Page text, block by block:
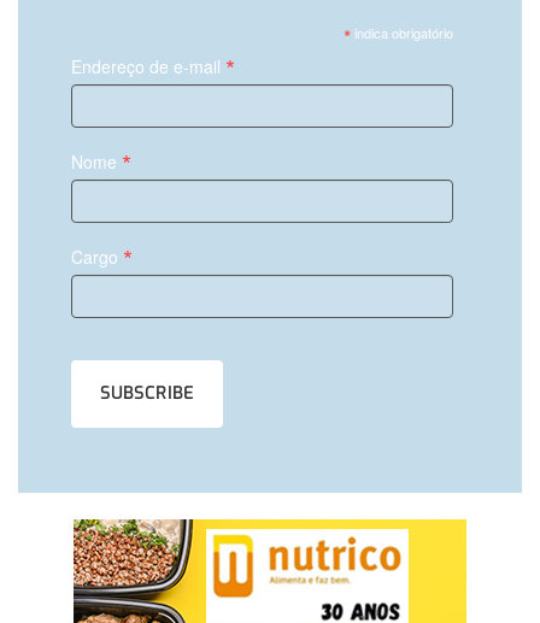
*indica obrigatório
Endereço de e-mail *
Nome *
Cargo *